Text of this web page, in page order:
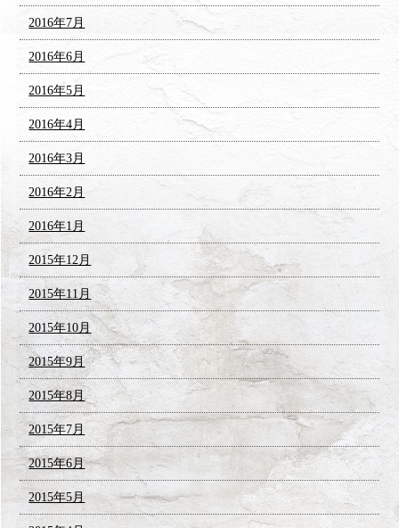
2016年7月
2016年6月
2016年5月
2016年4月
2016年3月
2016年2月
2016年1月
2015年12月
2015年11月
2015年10月
2015年9月
2015年8月
2015年7月
2015年6月
2015年5月